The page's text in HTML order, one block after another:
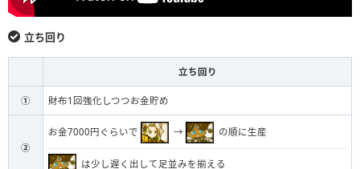
立ち回り
立ち回り
① 財布1回強化しつつお金貯め
②
お金7000円ぐらいで → の順に生産
は少し遅く出して足並みを揃える